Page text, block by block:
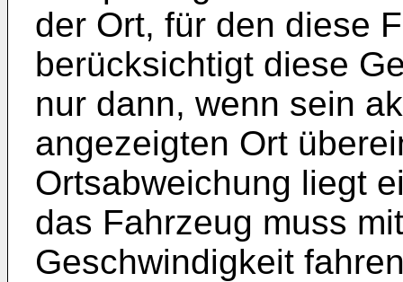
der Ort, für den diese
berücksichtigt diese
nur dann, wenn sein
angezeigten Ort
Ortsabweichung liegt
das Fahrzeug muss
Geschwindigkeit